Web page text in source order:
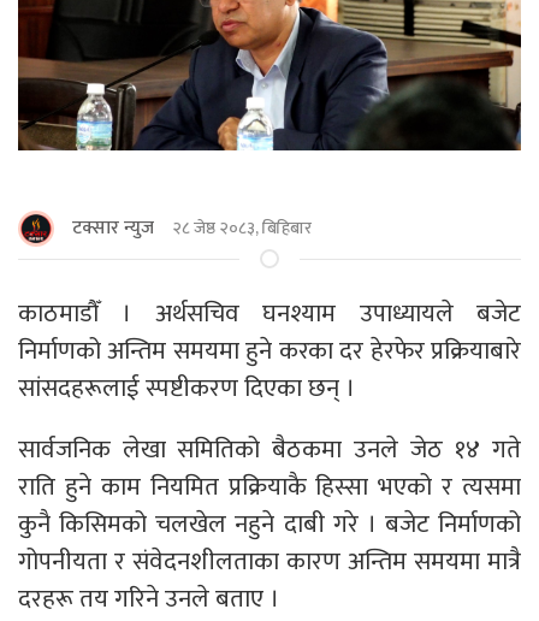
टक्सार न्युज २८ जेष्ठ २०८३, बिहिबार
काठमाडाैँ । अर्थसचिव घनश्याम उपाध्यायले बजेट
निर्माणको अन्तिम समयमा हुने करका दर हेरफेर प्रक्रियाबारे
सांसदहरूलाई स्पष्टीकरण दिएका छन् ।
सार्वजनिक लेखा समितिको बैठकमा उनले जेठ १४ गते
राति हुने काम नियमित प्रक्रियाकै हिस्सा भएको र त्यसमा
कुनै किसिमको चलखेल नहुने दाबी गरे । बजेट निर्माणको
गोपनीयता र संवेदनशीलताका कारण अन्तिम समयमा मात्रै
दरहरू तय गरिने उनले बताए ।